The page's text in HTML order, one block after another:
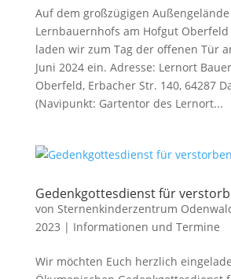
Auf dem großzügigen Außengelände
Lernbauernhofs am Hofgut
laden wir zum Tag der offenen Tür
Juni 2024 ein. Adresse: Lernort
Oberfeld, Erbacher Str. 140, 64287
(Navipunkt: Gartentor des Lernort...
Gedenkgottesdienst für
von Sternenkinderzentrum
2023 | Informationen und Termine
Wir möchten Euch herzlich